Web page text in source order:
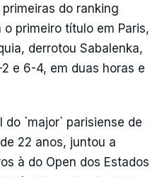
do ranking
primeiro título em Paris,
derrotou Sabalenka,
e 6-4, em duas horas e
`major` parisiense de
22 anos, juntou a
à do Open dos Estados